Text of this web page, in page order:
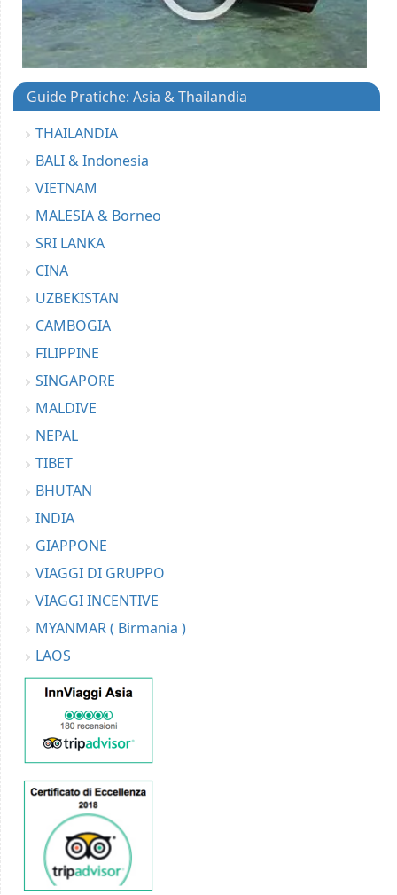
Guide Pratiche: Asia & Thailandia
THAILANDIA
BALI & Indonesia
VIETNAM
MALESIA & Borneo
SRI LANKA
CINA
UZBEKISTAN
CAMBOGIA
FILIPPINE
SINGAPORE
MALDIVE
NEPAL
TIBET
BHUTAN
INDIA
GIAPPONE
VIAGGI DI GRUPPO
VIAGGI INCENTIVE
MYANMAR ( Birmania )
LAOS